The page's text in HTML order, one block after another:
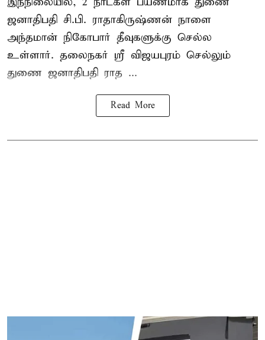
ஜனாதிபதி சி.பி. ராதாகிருஷ்ணன் நாளை
அந்தமான் நிகோபார் தீவுகளுக்கு செல்ல
உள்ளார். தலைநகர் ஸ்ரீ விஜயபுரம் செல்லும்
துணை ஜனாதிபதி ராத ...
Read More